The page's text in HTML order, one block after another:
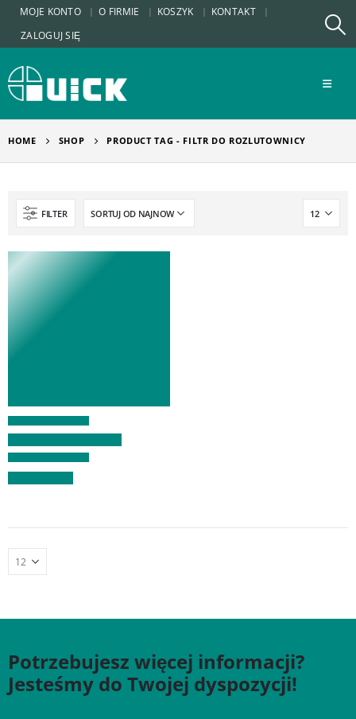
MOJE KONTO O FIRMIE KOSZYK
KONTAKT
ZALOGUJ SIĘ
HOME SHOP PRODUCT TAG - FILTR DO ROZLUTOWNICY
FILTER
Potrzebujesz więcej informacji?
Jesteśmy do Twojej dyspozycji!